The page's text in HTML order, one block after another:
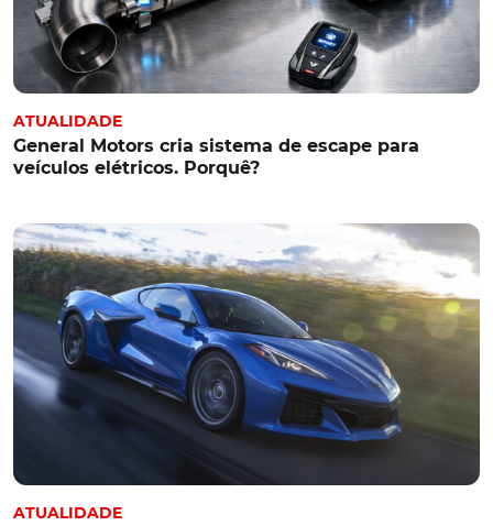
Testes
ATUALIDADE
General Motors cria sistema de escape para
veículos elétricos. Porquê?
ATUALIDADE